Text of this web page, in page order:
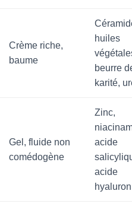
Crème riche,
baume
huiles
beurre
karité,
Gel, fluide non
comédogène
Zinc,
acide
acide